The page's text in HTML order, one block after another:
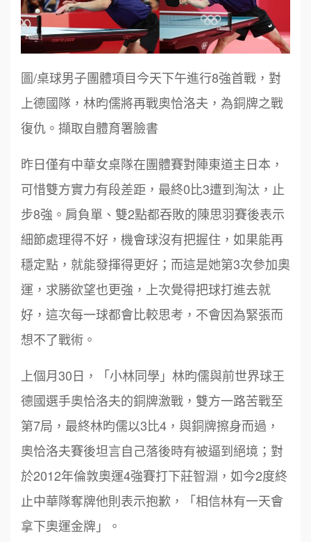
圖/桌球男子團體項目今天下午進行8強首戰，對
上德國隊，林昀儒將再戰奧恰洛夫，為銅牌之戰
復仇。擷取自體育署臉書
昨日僅有中華女桌隊在團體賽對陣東道主日本，
可惜雙方實力有段差距，最終0比3遭到淘汰，止
步8強。肩負單、雙2點都吞敗的陳思羽賽後表示
細節處理得不好，機會球沒有把握住，如果能再
穩定點，就能發揮得更好；而這是她第3次參加奧
運，求勝欲望也更強，上次覺得把球打進去就
好，這次每一球都會比較思考，不會因為緊張而
想不了戰術。
上個月30日，「小林同學」林昀儒與前世界球王
德國選手奧恰洛夫的銅牌激戰，雙方一路苦戰至
第7局，最終林昀儒以3比4，與銅牌擦身而過，
奧恰洛夫賽後坦言自己落後時有被逼到絕境；對
於2012年倫敦奧運4強賽打下莊智淵，如今2度終
止中華隊奪牌他則表示抱歉，「相信林有一天會
拿下奧運金牌」。